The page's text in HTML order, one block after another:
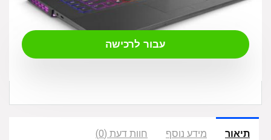
₪9,690.00
עבור לרכישה
תיאור מידע נוסף חוות דעת (0)